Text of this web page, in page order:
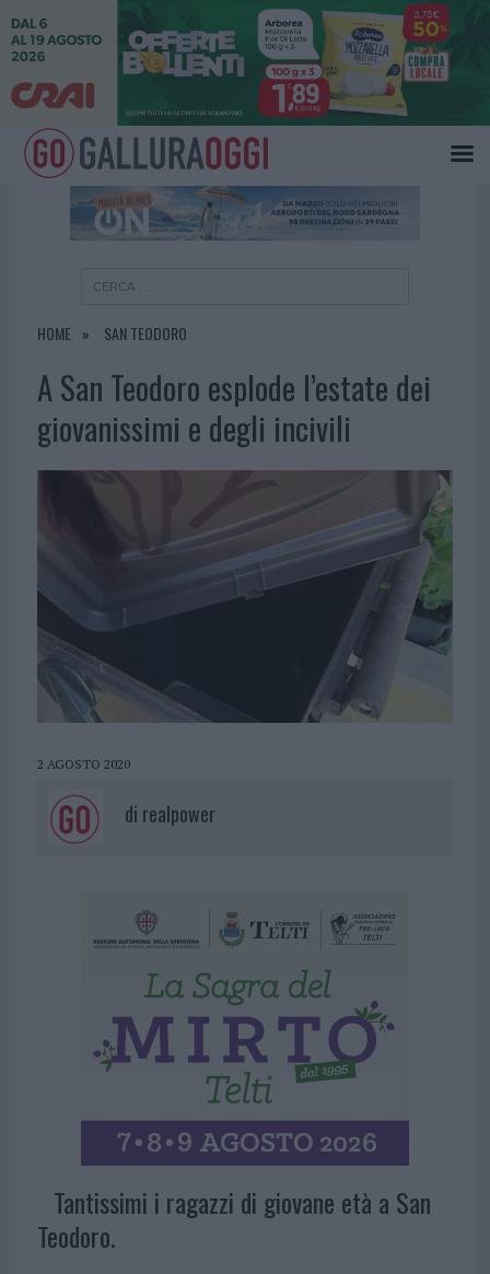
HOME SAN TEODORO
A San Teodoro esplode l’estate dei
giovanissimi e degli incivili
2 AGOSTO 2020
di realpower
Tantissimi i ragazzi di giovane età a San
Teodoro.
×